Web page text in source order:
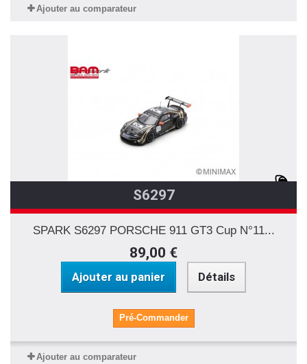
Ajouter au comparateur
S6297
SPARK S6297 PORSCHE 911 GT3 Cup N°11...
89,00 €
Ajouter au panier Détails
Pré-Commander
Ajouter au comparateur